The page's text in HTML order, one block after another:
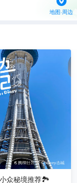
地图·周边
众秘境推荐🏞️